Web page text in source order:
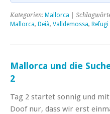
Kategorien: Mallorca |
Mallorca, Deià, Valldemossa,
Mallorca und die
2
Tag 2 startet sonnig und
Doof nur, dass wir erst